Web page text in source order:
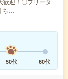
ち…
50代 60代